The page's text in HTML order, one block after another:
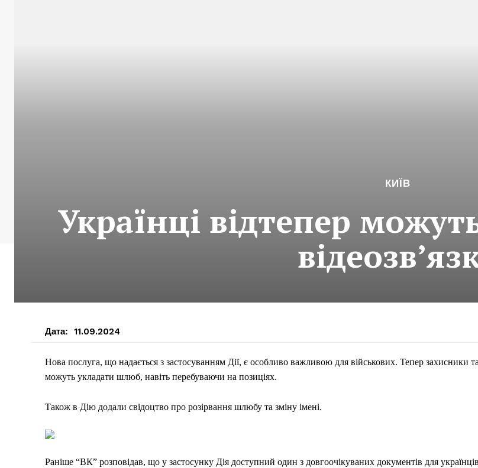
КИЇВ
Українці відтепер
Дата: 11.09.2024
Нова послуга, що надається з застосуванням Дії, є особливо важливою для військових. Тепер захисники
можуть укладати шлюб, навіть перебуваючи на позиціях.
Також в Дію додали свідоцтво про розірвання шлюбу та зміну імені.
Раніше “ВК” розповідав, що у застосунку Дія доступний один з довгоочікуваних документів для